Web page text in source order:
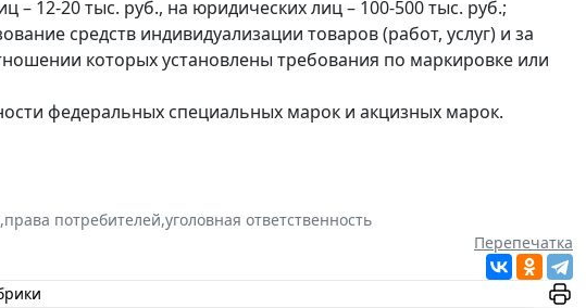
– 12-20 тыс. руб., на юридических лиц – 100-500 тыс. руб.;
средств индивидуализации товаров (работ, услуг) и за
которых установлены требования по маркировке или
федеральных специальных марок и акцизных марок.
,права потребителей,уголовная ответственность
Перепечатка